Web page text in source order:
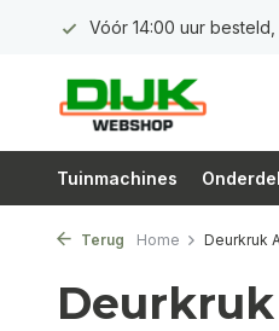
Vóór 14:00 uur besteld,
Tuinmachines
Terug Home Deurkruk